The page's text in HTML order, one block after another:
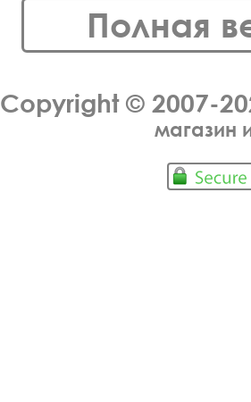
Полная
Copyright © 2007-
магазин